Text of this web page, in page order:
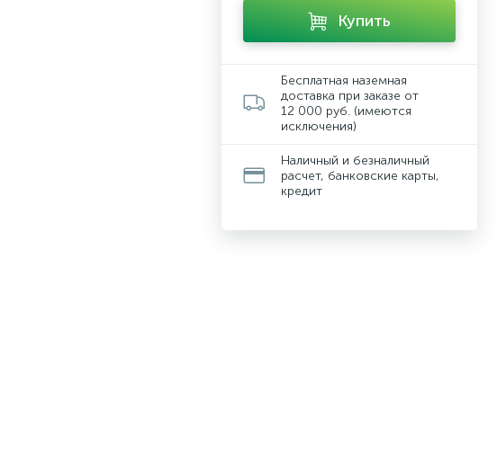
Купить
Бесплатная наземная
доставка при заказе от
12 000 руб. (имеются
исключения)
Наличный и безналичный
расчет, банковские карты,
кредит